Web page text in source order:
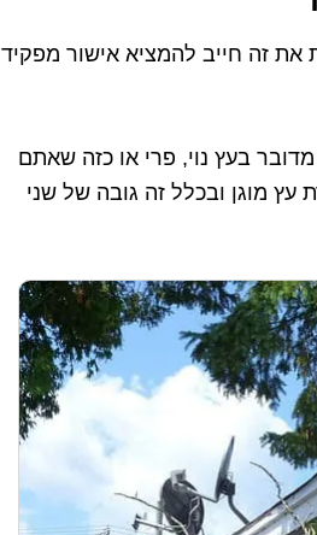
את זה חייב להמציא אישור מפקיד
בעץ נוי, פרי או כזה שאתם
מוגן ובכלל זה גובה של שני